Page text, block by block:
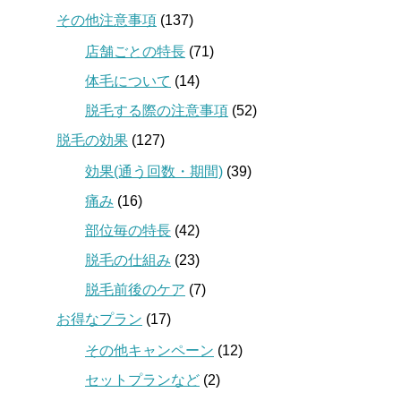
その他注意事項 (137)
店舗ごとの特長 (71)
体毛について (14)
脱毛する際の注意事項 (52)
脱毛の効果 (127)
効果(通う回数・期間) (39)
痛み (16)
部位毎の特長 (42)
脱毛の仕組み (23)
脱毛前後のケア (7)
お得なプラン (17)
その他キャンペーン (12)
セットプランなど (2)